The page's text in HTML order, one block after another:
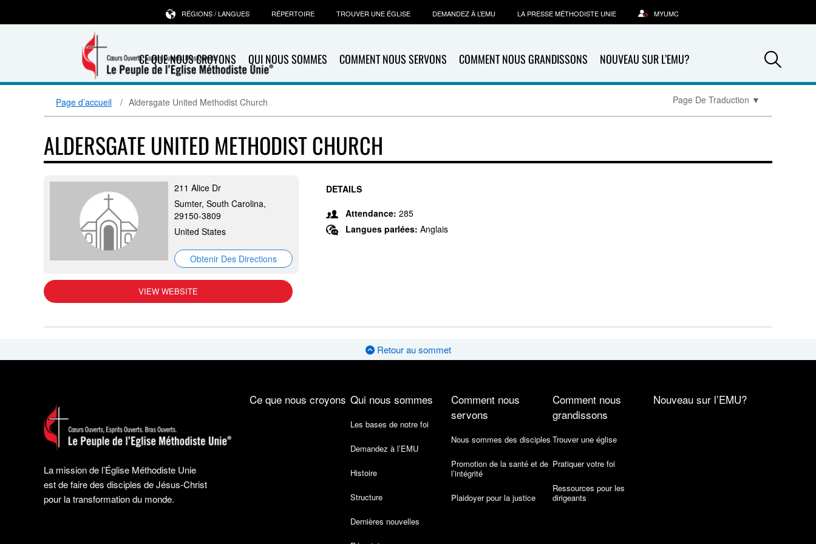
CE QUE NOUS CROYONS QUI NOUS SOMMES COMMENT NOUS SERVONS COMMENT NOUS GRANDISSONS NOUVEAU SUR L’EMU?
RÉGIONS / LANGUES RÉPERTOIRE TROUVER UNE ÉGLISE DEMANDEZ À L’EMU LA PRESSE MÉTHODISTE UNIE MYUMC
Page d’accueil Aldersgate United Methodist Church Page De Traduction ▼
ALDERSGATE UNITED METHODIST CHURCH
211 Alice Dr
Sumter, South Carolina,
29150-3809
United States
Obtenir Des Directions
VIEW WEBSITE
DETAILS
Attendance: 285
Langues parlées: Anglais
Retour au sommet
La mission de l’Église Méthodiste Unie
est de faire des disciples de Jésus-Christ
pour la transformation du monde.
Ce que nous croyons Qui nous sommes
Les bases de notre foi
Demandez à l’EMU
Histoire
Structure
Dernières nouvelles
Comment nous
servons
Nous sommes des disciples
Promotion de la santé et de
l’intégrité
Plaidoyer pour la justice
Comment nous
grandissons
Trouver une église
Pratiquer votre foi
Ressources pour les
dirigeants
Nouveau sur l’EMU?